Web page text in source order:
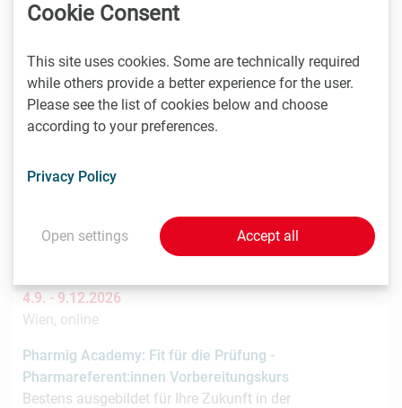
events
27.8.2026
online
Pharmareferent:innen Kurs "Fit für die Prüfung"
pharmazeutischen Industrie
4.9. - 9.12.2026
Wien, online
Pharmig Academy: Fit für die Prüfung -
Pharmareferent:innen Vorbereitungskurs
Bestens ausgebildet für Ihre Zukunft in der
Cookie Consent
This site uses cookies. Some are technically required
while others provide a better experience for the user.
Please see the list of cookies below and choose
according to your preferences.
Privacy Policy
Open settings Accept all